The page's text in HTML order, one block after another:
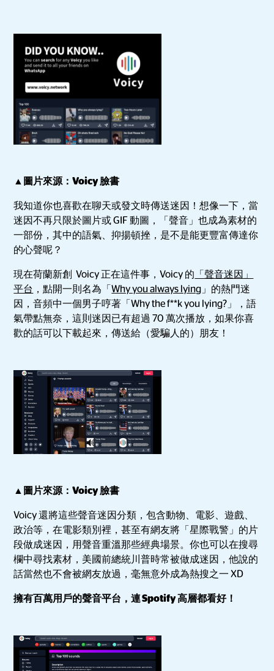
▲圖片來源：Voicy 臉書
我知道你也喜歡在聊天或發文時傳送迷因！想像一下，當
迷因不再只限於圖片或 GIF 動圖，「聲音」也成為素材的
一部份，其中的語氣、抑揚頓挫，是不是能更豐富傳達你
的心聲呢？
現在荷蘭新創 Voicy 正在這件事，Voicy 的 「聲音迷因」
平台 ，點開一則名為「Why you always lying 」的熱門迷
因，音頻中一個男子哼著「Why the f**k you lying?」，語
氣帶點無奈，這則迷因已有超過 70 萬次播放，如果你喜
歡的話可以下載起來，傳送給（愛騙人的）朋友！
▲圖片來源：Voicy 臉書
Voicy 還將這些聲音迷因分類，包含動物、電影、遊戲、
政治等，在電影類別裡，甚至有網友將「星際戰警」的片
段做成迷因，用聲音重溫那些經典場景。你也可以在搜尋
欄中尋找素材，美國前總統川普時常被做成迷因，他說的
話當然也不會被網友放過，毫無意外成為熱搜之一 XD
擁有百萬用戶的聲音平台，連 Spotify 高層都看好！